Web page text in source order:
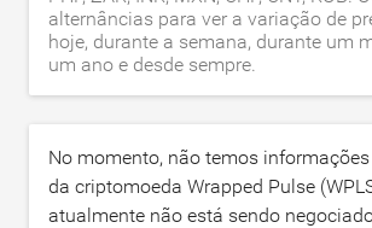
alternâncias para ver a variação de
hoje, durante a semana, durante um
um ano e desde sempre.
No momento, não temos
da criptomoeda Wrapped Pulse
atualmente não está sendo